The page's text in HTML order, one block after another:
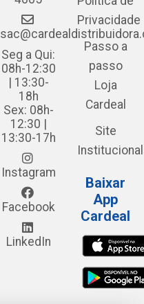
Seg a Qui:
08h-12:30
| 13:30-
18h
Sex: 08h-
12:30 |
13:30-17h
Instagram
Facebook
LinkedIn
Privacidade
Passo a
passo
Loja
Cardeal
Site
Institucional
Baixar
App
Cardeal